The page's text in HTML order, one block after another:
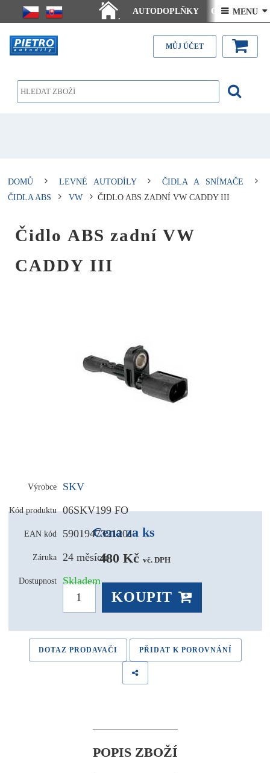
.
AUTODOPLŇKY Ceny doručení
Články - návody Kontakt
 MENU 
MŮJ ÚČET
DOMŮ LEVNÉ AUTODÍLY
ČIDLA A SNÍMAČE
ČIDLA ABS
VW ČIDLO ABS ZADNÍ VW CADDY III
Čidlo ABS zadní VW
CADDY III
Výrobce SKV
Kód produktu 06SKV199 FO
EAN kód 5901947321201
Záruka 24 měsíců
Dostupnost Skladem
Cena za ks
480 Kč vč. DPH
KOUPIT
DOTAZ PRODAVAČI PŘIDAT K POROVNÁNÍ
POPIS ZBOŽÍ